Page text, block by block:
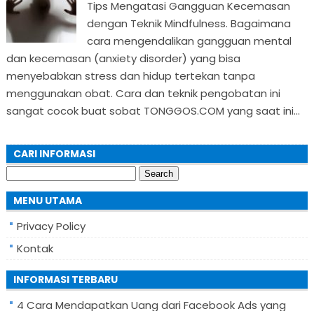
Tips Mengatasi Gangguan Kecemasan
dengan Teknik Mindfulness. Bagaimana
cara mengendalikan gangguan mental
dan kecemasan (anxiety disorder) yang bisa
menyebabkan stress dan hidup tertekan tanpa
menggunakan obat. Cara dan teknik pengobatan ini
sangat cocok buat sobat TONGGOS.COM yang saat ini...
CARI INFORMASI
for:
MENU UTAMA
Privacy Policy
Kontak
INFORMASI TERBARU
4 Cara Mendapatkan Uang dari Facebook Ads yang